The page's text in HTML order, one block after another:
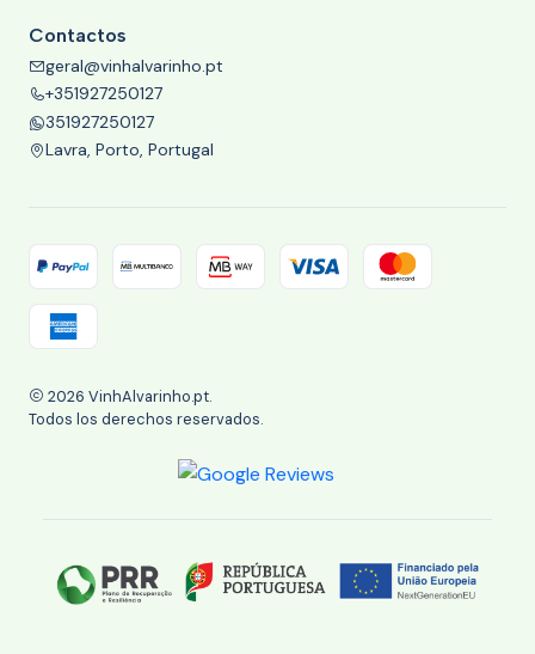
Contactos
geral@vinhalvarinho.pt
+351927250127
351927250127
Lavra, Porto, Portugal
2026 VinhAlvarinho.pt.
Todos los derechos reservados.